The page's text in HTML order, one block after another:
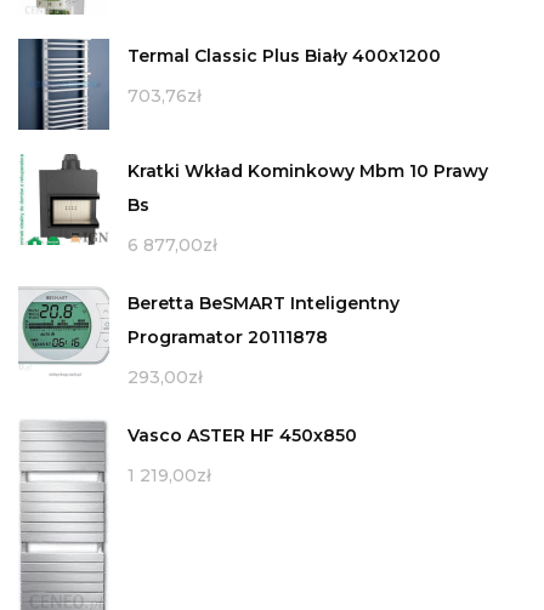
Termal Classic Plus Biały 400x1200
703,76zł
Kratki Wkład Kominkowy Mbm 10 Prawy
Bs
6 877,00zł
Beretta BeSMART Inteligentny
Programator 20111878
293,00zł
Vasco ASTER HF 450x850
1 219,00zł